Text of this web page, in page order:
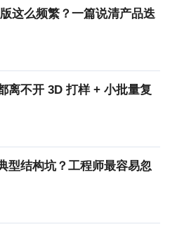
这么频繁？一篇说清产品迭
离不开 3D 打样 + 小批量复
型结构坑？工程师最容易忽